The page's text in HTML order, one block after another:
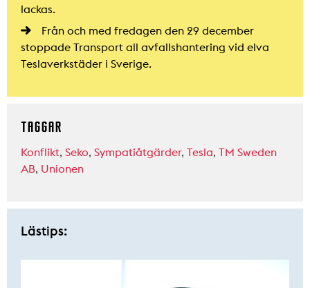
lackas.
Från och med fredagen den 29 december
stoppade Transport all avfallshantering vid elva
Teslaverkstäder i Sverige.
TAGGAR
Konflikt, Seko, Sympatiåtgärder, Tesla, TM Sweden
AB, Unionen
Lästips: